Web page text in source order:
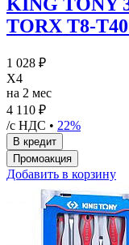
TORX T8-T40
1 028 ₽
X4
на 2 мес
4 110 ₽
/с НДС • 22%
Добавить в корзину